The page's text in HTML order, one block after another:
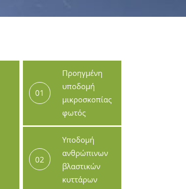
01
Προηγμένη
υποδομή
μικροσκοπίας
φωτός
02
Υποδομή
ανθρώπινων
βλαστικών
κυττάρων